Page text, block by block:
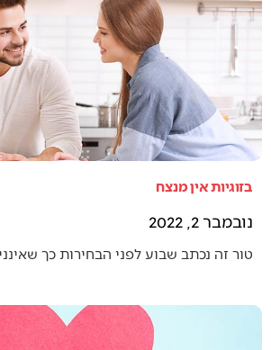
בזוגיות אין מנצח
נובמבר 2, 2022
טור זה נכתב שבוע לפני הבחירות כך